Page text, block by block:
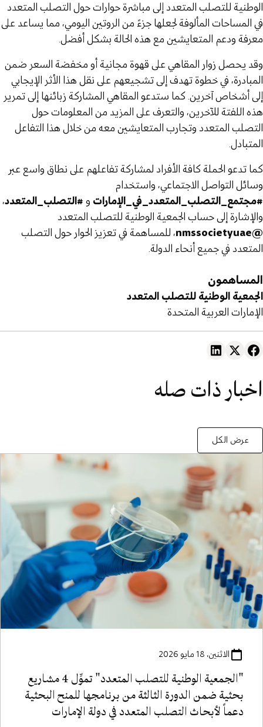
المساهمون
الجمعية الوطنية للتصلب المتعدد
الإمارات العربية المتحدة
الوطنية للتصلب المتعدد إلى مباشرة حوارات حول التصلب المتعدد
في المساحات المألوفة لجعلها جزءً من الروتين اليومي، مما يساعد على
معرفة ودعم المتعايشين مع هذه الحالة بشكل أفضل.
وقد يحصل زوار المقاهي على قهوة مجانية أو مخفضة السعر ضمن
المبادرة، في خطوة تهدف إلى تشجيعهم على نقل هذا الأثر الإيجابي
إلى أشخاص آخرين. كما ستدعو المقاهي المشاركة زبائنها إلى تمرير
هذه اللفتة للآخرين، والتعرف على المزيد من المعلومات حول
التصلب المتعدد وتجارب المتعايشين معه من خلال هذا التفاعل
المتبادل.
كما تدعو الحملة كافة الأفراد لمشاركة تفاعلهم على نطاق واسع عبر
وسائل التواصل الاجتماعي، واستخدام
#مجتمع_التصلب_المتعدد_في_الإمارات و #التصلب_المتعدد،
والإشارة إلى حساب الجمعية الوطنية للتصلب المتعدد
@nmssocietyuae
، للمساهمة في تعزيز الحوار حول التصلب
المتعدد في جميع أنحاء الدولة.
اخبار ذات صله
عرض الكل
الاثنين، 18 مايو 2026
"الجمعية الوطنية للتصلب المتعدد" تموِّل 4 مشاريع
بحثية ضمن الدورة الثالثة من برنامجها للمنح البحثية
دعماً لأبحاث التصلب المتعدد في دولة الإمارات